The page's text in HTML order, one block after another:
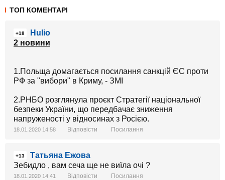
ТОП КОМЕНТАРІ
+18
Hulio
2 новини
1.Польща домагається посилання санкцій ЄС проти
РФ за "вибори" в Криму, - ЗМІ
2.РНБО розглянула проєкт Стратегії національної
безпеки України, що передбачає зниження
напруженості у відносинах з Росією.
18.01.2020 14:58 Відповісти Посилання
+13
Татьяна Ежова
Зебидло , вам сеча ще не виїла очі ?
18.01.2020 14:41 Відповісти Посилання